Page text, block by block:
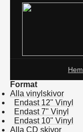
Hem
Format
Alla vinylskivor
Endast 12" Vinyl
Endast 7" Vinyl
Endast 10" Vinyl
Alla CD skivor